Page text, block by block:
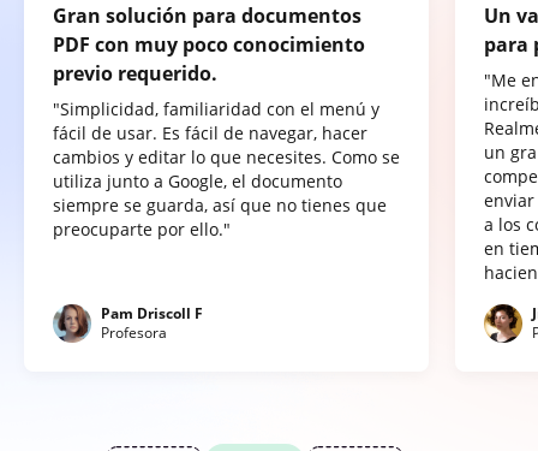
Gran solución para documentos
PDF con muy poco conocimiento
previo requerido.
"Simplicidad, familiaridad con el menú y
fácil de usar. Es fácil de navegar, hacer
cambios y editar lo que necesites. Como se
utiliza junto a Google, el documento
siempre se guarda, así que no tienes que
preocuparte por ello."
Pam Driscoll F
Profesora
Un
para
"Me
un
a los
en